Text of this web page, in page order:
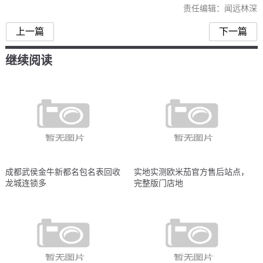
责任编辑：闻远林深
上一篇 下一篇
继续阅读
成都武侯金牛新都名包名表回收
龙城连锁多
实地实测欧米茄官方售后站点，
完整版门店地